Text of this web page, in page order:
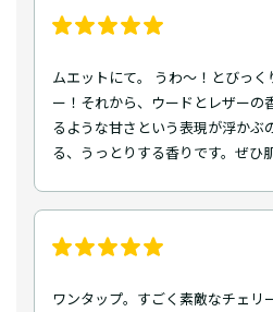
ムエットにて。 うわ〜！とびっく
ー！それから、ウードとレザーの
るような甘さという表現が浮かぶ
る、うっとりする香りです。ぜひ
ワンタップ。すごく素敵なチェリ